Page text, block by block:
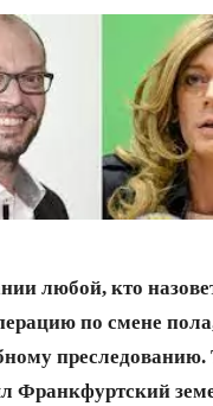
любой, кто
по смене
преследованию.
Франкфуртский